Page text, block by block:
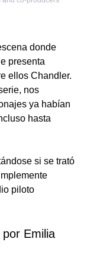
donde
presenta
ellos Chandler.
nos
ya habían
hasta
si se trató
piloto
Emilia